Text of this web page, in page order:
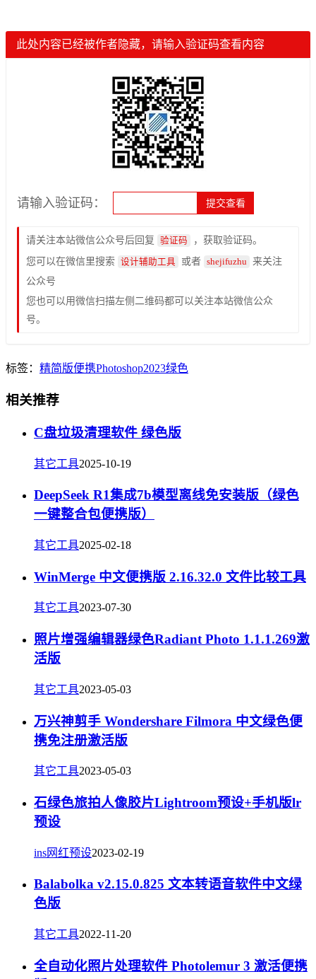
此处内容已经被作者隐藏，请输入验证码查看内容
请输入验证码：
请关注本站微信公众号后回复 验证码
，获取验证码。
您可以在微信里搜索
设计辅助工具 或者 shejifuzhu
来关注
公众号
您也可以用微信扫描左侧二维码都可以关注本站微信公众
号。
标签： 精简版便携Photoshop2023绿色
相关推荐
C盘垃圾清理软件 绿色版
其它工具2025-10-19
DeepSeek R1集成7b模型离线免安装版（绿色
一键整合包便携版）
其它工具2025-02-18
WinMerge 中文便携版 2.16.32.0 文件比较工具
其它工具2023-07-30
照片增强编辑器绿色Radiant Photo 1.1.1.269激
活版
其它工具2023-05-03
万兴神剪手 Wondershare Filmora 中文绿色便
携免注册激活版
其它工具2023-05-03
石绿色旅拍人像胶片Lightroom预设+手机版lr
预设
ins网红预设2023-02-19
Balabolka v2.15.0.825 文本转语音软件中文绿
色版
其它工具2022-11-20
全自动化照片处理软件 Photolemur 3 激活便携